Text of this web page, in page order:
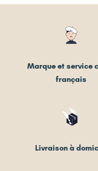
Marque et service
français
Livraison à